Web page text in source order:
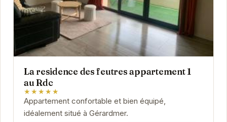
La residence des feutres appartement 1
au Rdc
★★★★★
Appartement confortable et bien équipé,
idéalement situé à Gérardmer.